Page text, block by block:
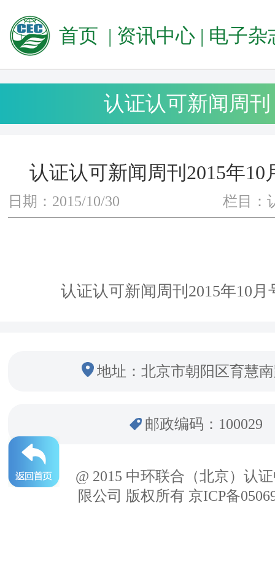
首页 | 资讯中心 | 电子杂
认证认可新闻周刊
认证认可新闻周刊2015年10
日期：2015/10/30 栏目：
认证认可新闻周刊2015年10月
地址：北京市朝阳区育慧
邮政编码：100029
@ 2015 中环联合（北京）认
限公司 版权所有 京ICP备